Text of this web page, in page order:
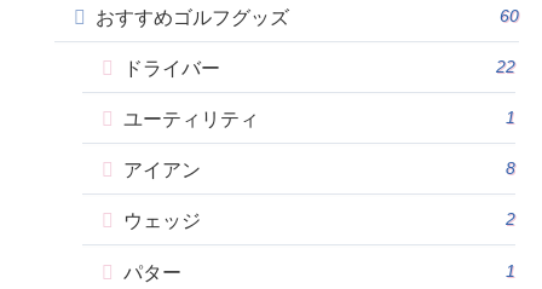
おすすめゴルフグッズ 60
ドライバー 22
ユーティリティ 1
アイアン 8
ウェッジ 2
パター 1